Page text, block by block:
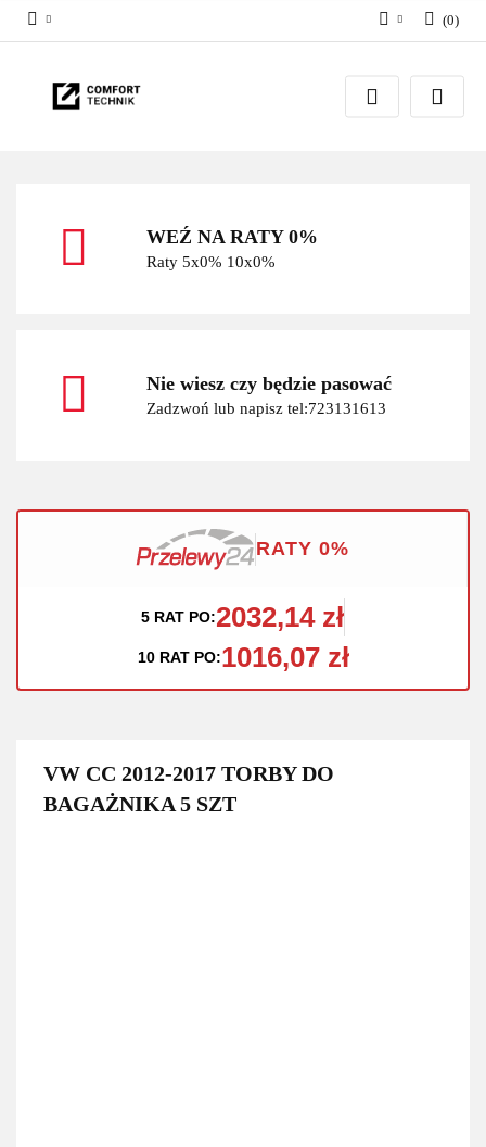
Zaloguj się
Zarejestruj się
(0)
WEŹ NA RATY 0%
Raty 5x0% 10x0%
Nie wiesz czy będzie pasować
Zadzwoń lub napisz tel:723131613
RATY 0%
5 RAT PO:2032,14 zł
10 RAT PO:1016,07 zł
VW CC 2012-2017 TORBY DO
BAGAŻNIKA 5 SZT